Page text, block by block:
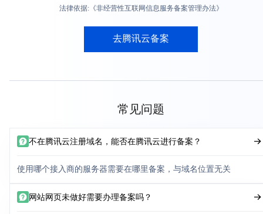
法律依据:《非经营性互联网信息服务备案管理办法》
去腾讯云备案
常见问题
不在腾讯云注册域名，能否在腾讯云进行备案？
使用哪个接入商的服务器需要在哪里备案，与域名位置无关
网站网页未做好需要办理备案吗？